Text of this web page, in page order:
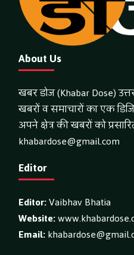
About Us
खबर डोज (Khabar Dose)
खबरों व समाचारों का एक
अपने क्षेत्र की खबरों को
khabardose@gmail.com
Editor
Editor:Vaibhav Bhatia
Website:
Email: